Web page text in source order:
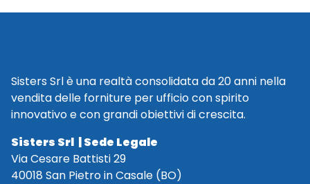
Sisters Srl è una realtà consolidata da 20 anni nella
vendita delle forniture per ufficio con spirito
innovativo e con grandi obiettivi di crescita.
Sisters Srl | Sede Legale
Via Cesare Battisti 29
40018 San Pietro in Casale (BO)